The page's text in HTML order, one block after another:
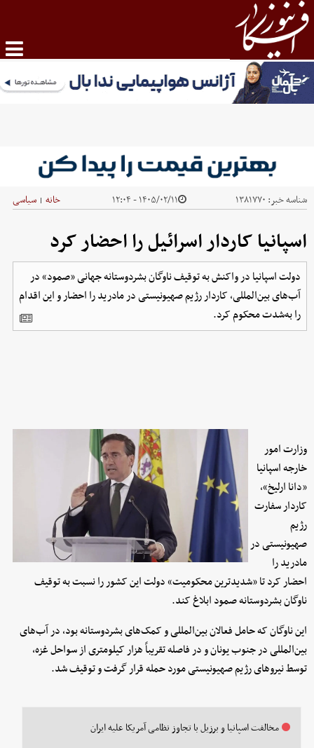
شناسه خبر: ۱۳۸۱۷۷۰ ۱۴۰۵/۰۲/۱۱ - ۱۲:۰۴ خانه | سیاسی
اسپانیا کاردار اسرائیل را احضار کرد
دولت اسپانیا در واکنش به توقیف ناوگان بشردوستانه جهانی «صمود» در
آب‌های بین‌المللی، کاردار رژیم صهیونیستی در مادرید را احضار و این اقدام
را به‌شدت محکوم کرد.
وزارت امور
خارجه اسپانیا
«دانا ارلیخ»،
کاردار سفارت
رژیم
صهیونیستی در
مادرید را
احضار کرد تا «شدیدترین محکومیت» دولت این کشور را نسبت به توقیف
ناوگان بشردوستانه صمود ابلاغ کند.
این ناوگان که حامل فعالان بین‌المللی و کمک‌های بشردوستانه بود، در آب‌های
بین‌المللی در جنوب یونان و در فاصله تقریباً هزار کیلومتری از سواحل غزه،
توسط نیروهای رژیم صهیونیستی مورد حمله قرار گرفت و توقیف شد.
مخالفت اسپانیا و برزیل با تجاوز نظامی آمریکا علیه ایران